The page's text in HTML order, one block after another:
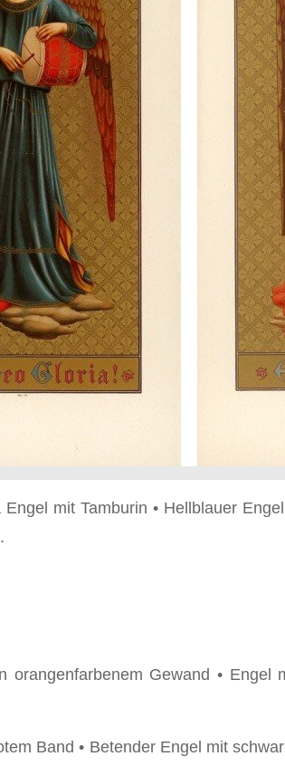
mit Tamburin • Hellblauer
orangenfarbenem Gewand •
Band • Betender Engel mit